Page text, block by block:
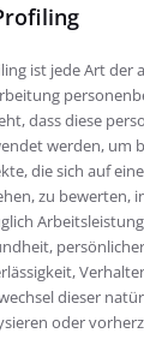
ist jede Art der
dass diese
werden, um
die sich auf
zu bewerten,
dieser
oder